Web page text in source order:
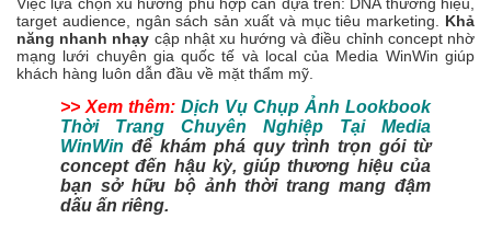
target audience, ngân sách sản xuất và mục tiêu marketing. Khả
năng nhanh nhạy cập nhật xu hướng và điều chỉnh concept nhờ
mạng lưới chuyên gia quốc tế và local của Media WinWin giúp
khách hàng luôn dẫn đầu về mặt thẩm mỹ.
>> Xem thêm: Dịch Vụ Chụp Ảnh Lookbook
Thời Trang Chuyên Nghiệp Tại Media
WinWin để khám phá quy trình trọn gói từ
concept đến hậu kỳ, giúp thương hiệu của
bạn sở hữu bộ ảnh thời trang mang đậm
dấu ấn riêng.